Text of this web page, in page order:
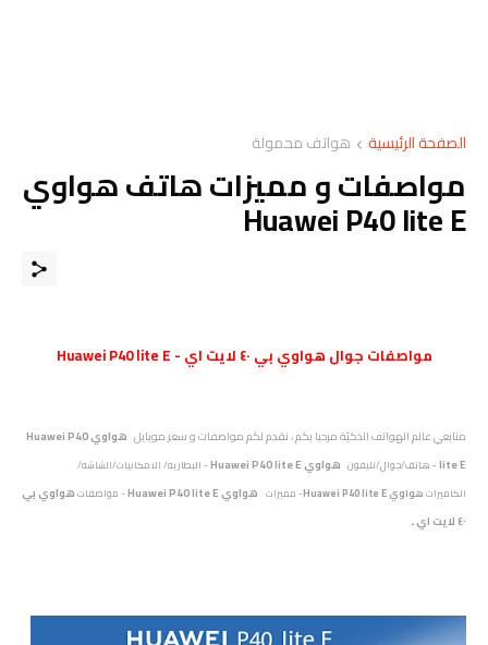
الصفحة الرئيسية هواتف محمولة
مواصفات و مميزات هاتف هواوي
Huawei P40 lite E
مواصفات جوال هواوي بي ٤٠ لايت اي - Huawei P40 lite E
متابعي عالم الهواتف الذكيّة مرحبا بكم ، نقدم لكم مواصفات و سعر موبايل
هواوي Huawei P40
lite E- هاتف/جوال/تليفون هواوي Huawei P40 lite E
- البطاريه/ الامكانيات/الشاشه/
الكاميراتهواوي Huawei P40 lite E - مميزات هواوي Huawei P40 lite E - مواصفاتهواوي بي
٤٠ لايت اي
.